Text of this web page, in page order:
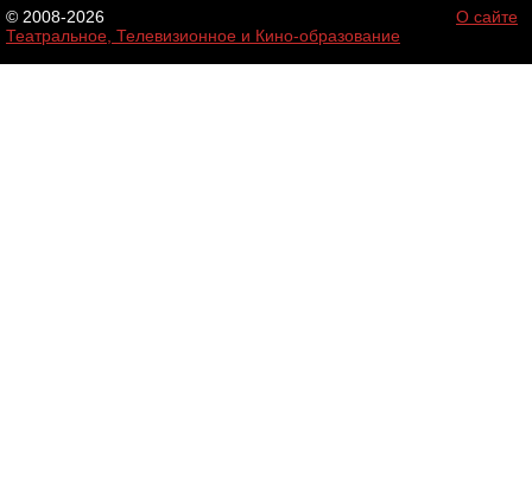
© 2008-2026
Театральное, Телевизионное и Кино-образование
О сайте